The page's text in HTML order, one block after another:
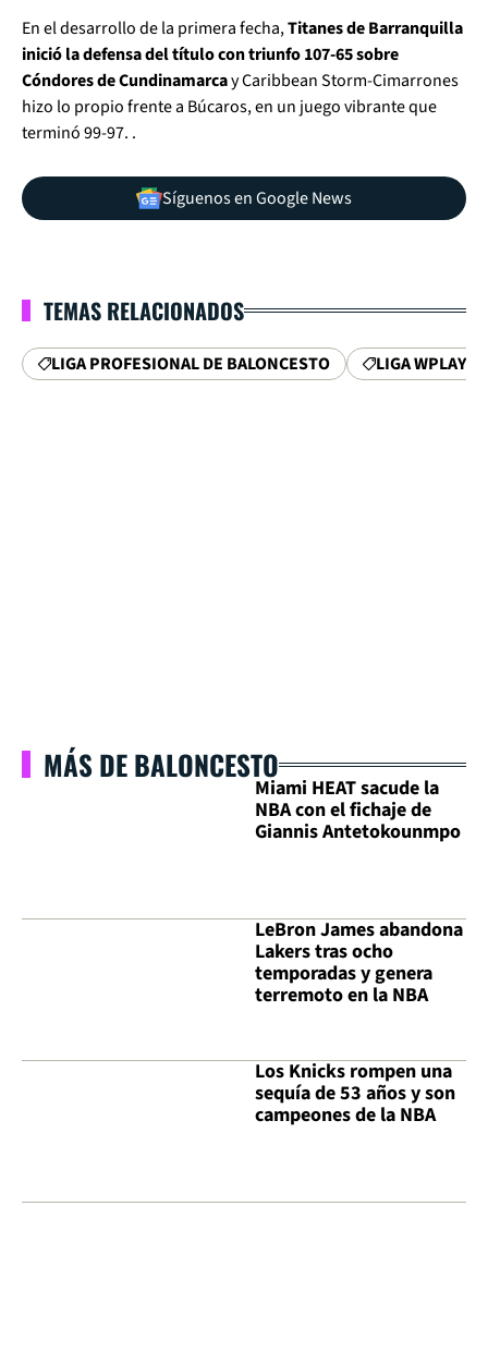
En el desarrollo de la primera fecha,Titanes de Barranquilla
inició la defensa del título con triunfo 107-65 sobre
Cóndores de Cundinamarcay Caribbean Storm-Cimarrones
hizo lo propio frente a Búcaros, en un juego vibrante que
terminó 99-97. .
Síguenos en Google News
TEMAS RELACIONADOS
LIGA PROFESIONAL DE BALONCESTO LIGA WPLAY
MÁS DE BALONCESTO
Miami HEAT sacude la
NBA con el fichaje de
Giannis Antetokounmpo
LeBron James abandona
Lakers tras ocho
temporadas y genera
terremoto en la NBA
Los Knicks rompen una
sequía de 53 años y son
campeones de la NBA